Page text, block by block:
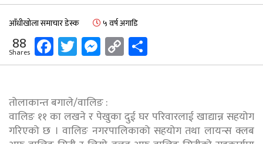
आँधीखोला समाचार डेस्क ५ वर्ष अगाडि
88
Shares Facebook
Twitter
Messenger
Copy
Link
तोलाकान्त बगाले/वालिङ :
वालिङ ११ का लखने र पेखुका दुई घर परिवारलाई खाद्यान्न सहयोग
गरिएको छ । वालिङ नगरपालिकाको सहयोग तथा लायन्स क्लब